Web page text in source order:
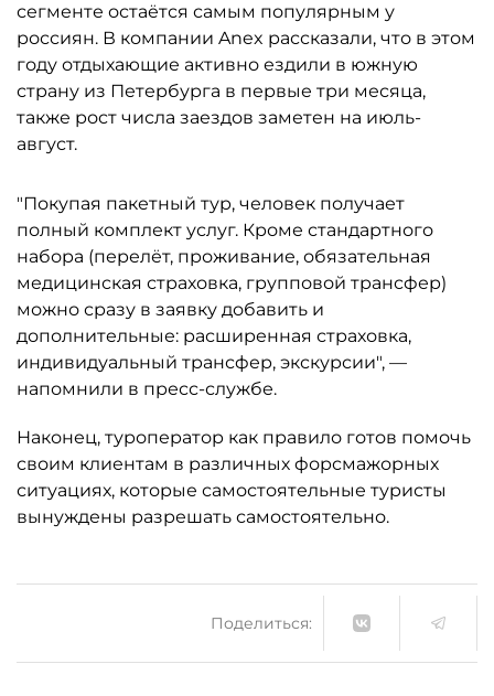
сегменте остаётся самым популярным у
россиян. В компании Anex рассказали, что в этом
году отдыхающие активно ездили в южную
страну из Петербурга в первые три месяца,
также рост числа заездов заметен на июль-
август.
"Покупая пакетный тур, человек получает
полный комплект услуг. Кроме стандартного
набора (перелёт, проживание, обязательная
медицинская страховка, групповой трансфер)
можно сразу в заявку добавить и
дополнительные: расширенная страховка,
индивидуальный трансфер, экскурсии", —
напомнили в пресс-службе.
Наконец, туроператор как правило готов помочь
своим клиентам в различных форсмажорных
ситуациях, которые самостоятельные туристы
вынуждены разрешать самостоятельно.
Поделиться: